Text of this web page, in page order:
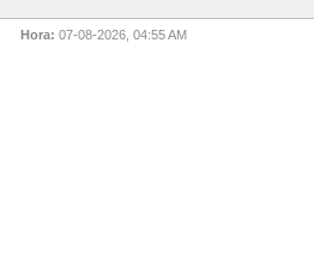
Hora: 07-08-2026, 04:55 AM